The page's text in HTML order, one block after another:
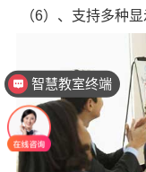
（6）、支持多种
智慧教室
智慧教室终端